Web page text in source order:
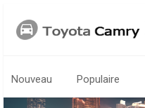
Nouveau Populaire